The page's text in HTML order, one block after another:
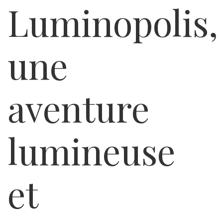
Luminopolis,
une
aventure
lumineuse
et